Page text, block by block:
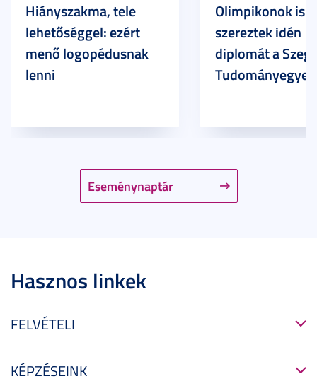
Eseménynaptár
Hiányszakma, tele
lehetőséggel: ezért
menő logopédusnak
lenni
Olimpikonok is
szereztek idén
diplomát a
Hasznos linkek
FELVÉTELI
KÉPZÉSEINK